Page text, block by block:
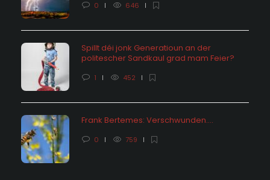
0 646
Spillt déi jonk Generatioun an der
politescher Sandkaul grad mam Feier?
1 452
Frank Bertemes: Verschwunden….
0 759